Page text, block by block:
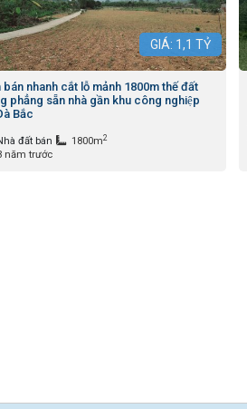
GIÁ: 1,1 TỶ
bán nhanh cắt lỗ mảnh 1800m thế đất
phẳng sẵn nhà gần khu công nghiệp
Bắc
đất bán 1800m2
năm trước